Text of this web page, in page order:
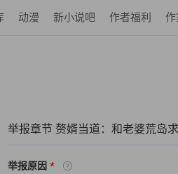
动漫 新小说吧 作者福利 作
举报章节 赘婿当道：和老婆荒
举报原因 *